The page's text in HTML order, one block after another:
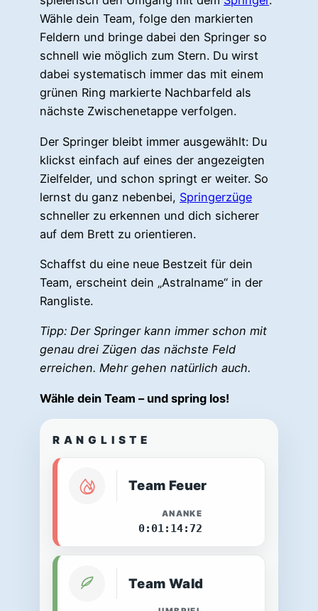
Wähle dein Team, folge den markierten
Feldern und bringe dabei den Springer so
schnell wie möglich zum Stern. Du wirst
dabei systematisch immer das mit einem
grünen Ring markierte Nachbarfeld als
nächste Zwischenetappe verfolgen.
Der Springer bleibt immer ausgewählt: Du
klickst einfach auf eines der angezeigten
Zielfelder, und schon springt er weiter. So
lernst du ganz nebenbei, Springerzüge
schneller zu erkennen und dich sicherer
auf dem Brett zu orientieren.
Schaffst du eine neue Bestzeit für dein
Team, erscheint dein „Astralname“ in der
Rangliste.
Tipp: Der Springer kann immer schon mit
genau drei Zügen das nächste Feld
erreichen. Mehr gehen natürlich auch.
Wähle dein Team – und spring los!
RANGLISTE
Team Feuer
ANANKE
0:01:14:72
Team Wald